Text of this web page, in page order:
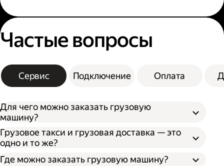
Частые вопросы
Сервис Подключение Оплата
Для чего можно заказать грузовую
машину?
Грузовое такси и грузовая доставка — это
одно и то же?
Где можно заказать грузовую машину?